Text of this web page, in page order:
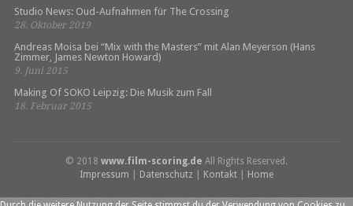
Studio News: Oud-Aufnahmen für The Crossing
28. Oktober 2019
Andreas Moisa bei “Mix with the Masters” mit Alan Meyerson (Hans
Zimmer, James Newton Howard)
9. Juni 2015
Making Of SOKO Leipzig: Die Musik zum Fall
18. Februar 2015
© 2018 www.film-scoring.de All Rights Reserved.
Impressum
Datenschutz Kontakt Home